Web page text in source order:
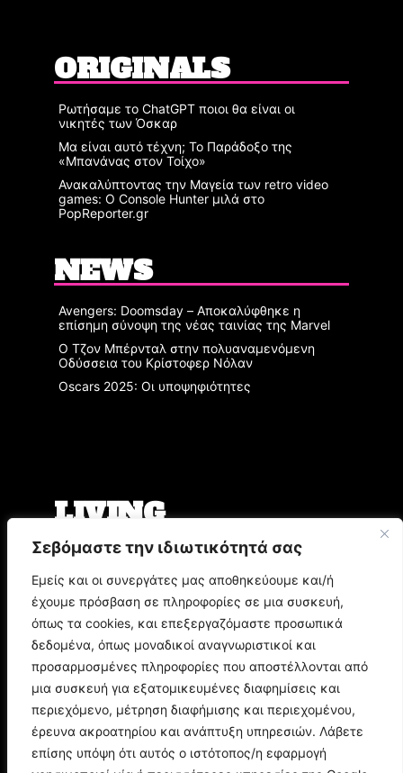
Σεβόμαστε την ιδιωτικότητά σας
Εμείς και οι συνεργάτες μας αποθηκεύουμε και/ή
έχουμε πρόσβαση σε πληροφορίες σε μια συσκευή,
όπως τα cookies, και επεξεργαζόμαστε προσωπικά
δεδομένα, όπως μοναδικοί αναγνωριστικοί και
προσαρμοσμένες πληροφορίες που αποστέλλονται από
μια συσκευή για εξατομικευμένες διαφημίσεις και
περιεχόμενο, μέτρηση διαφήμισης και περιεχομένου,
έρευνα ακροατηρίου και ανάπτυξη υπηρεσιών. Λάβετε
επίσης υπόψη ότι αυτός ο ιστότοπος/η εφαρμογή
ORIGINALS
Ρωτήσαμε το ChatGPT ποιοι θα είναι οι
νικητές των Όσκαρ
Μα είναι αυτό τέχνη; Το Παράδοξο της
«Μπανάνας στον Τοίχο»
Ανακαλύπτοντας την Μαγεία των retro video
games: Ο Console Hunter μιλά στο
PopReporter.gr
NEWS
Avengers: Doomsday – Αποκαλύφθηκε η
επίσημη σύνοψη της νέας ταινίας της Marvel
Ο Τζον Μπέρνταλ στην πολυαναμενόμενη
Οδύσσεια του Κρίστοφερ Νόλαν
Oscars 2025: Οι υποψηφιότητες
LIVING
Ο Άρης Μπινιάρης σκηνοθετεί τη «Δίκη» του
Παπασπηλιόπουλο
Ο Δημήτρης Μυστακίδης επιστρέφει στον
Σταυρό του Νότου Plus
9.000 τίτλοι βιβλίων σε περιμένουν στο
Παζάρι Βιβλίου της Αθήνας
POP CULTURE
Corto Maltese: Η ιστορία του θρυλικού ήρωα
του Hugo Pratt